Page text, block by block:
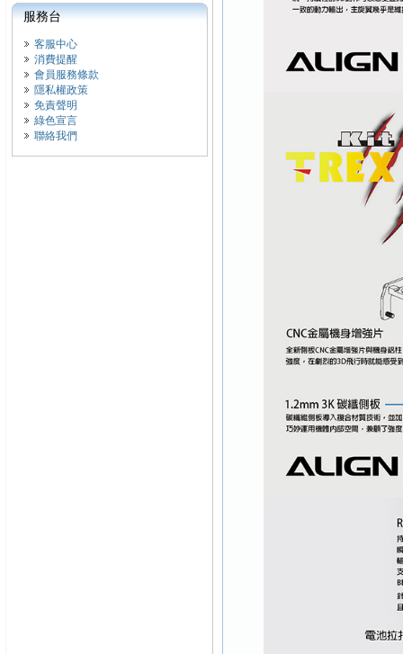
服務台
客服中心
消費提醒
會員服務條款
隱私權政策
免責聲明
綠色宣言
聯絡我們